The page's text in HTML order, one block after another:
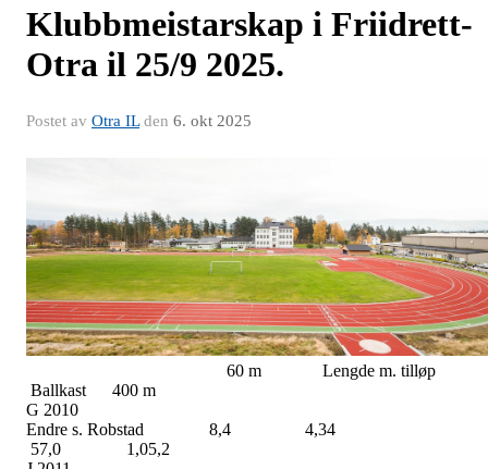
Klubbmeistarskap i Friidrett-
Otra il 25/9 2025.
Postet av Otra ILden 6. okt 2025
60 m Lengde m. tilløp
Ballkast 400 m
G 2010
Endre s. Robstad 8,4 4,34
57,0 1,05,2